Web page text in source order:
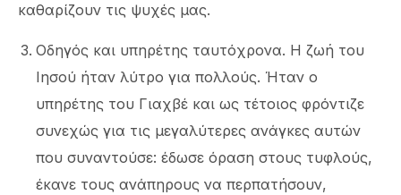
καθαρίζουν τις ψυχές μας.
Οδηγός και υπηρέτης ταυτόχρονα. Η ζωή του
Ιησού ήταν λύτρο για πολλούς. Ήταν ο
υπηρέτης του Γιαχβέ και ως τέτοιος φρόντιζε
συνεχώς για τις μεγαλύτερες ανάγκες αυτών
που συναντούσε: έδωσε όραση στους τυφλούς,
έκανε τους ανάπηρους να περπατήσουν,